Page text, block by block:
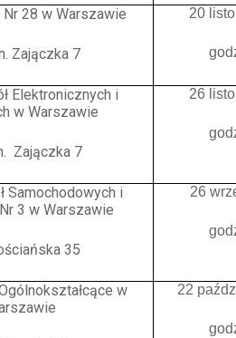
Nr 28 w Warszawie
Zajączka 7
20
Elektronicznych i
w Warszawie
Zajączka 7
26
Samochodowych i
3 w Warszawie
35
26
w
22